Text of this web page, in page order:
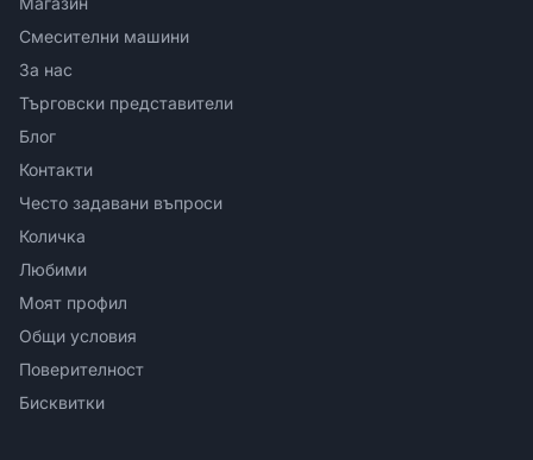
Смесителни машини
За нас
Търговски представители
Блог
Контакти
Често задавани въпроси
Количка
Любими
Моят профил
Общи условия
Поверителност
Бисквитки